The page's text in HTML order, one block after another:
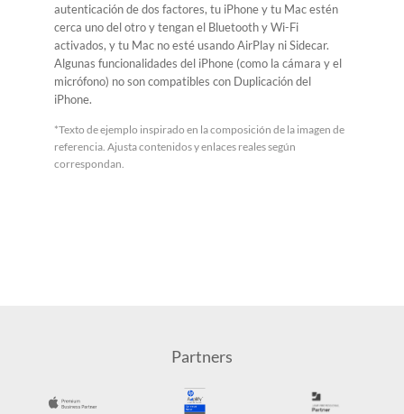
autenticación de dos factores, tu iPhone y tu Mac estén
cerca uno del otro y tengan el Bluetooth y Wi-Fi
activados, y tu Mac no esté usando AirPlay ni Sidecar.
Algunas funcionalidades del iPhone (como la cámara y el
micrófono) no son compatibles con Duplicación del
iPhone.
*Texto de ejemplo inspirado en la composición de la imagen de
referencia. Ajusta contenidos y enlaces reales según
correspondan.
Partners